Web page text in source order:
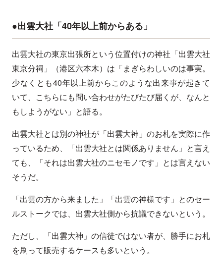
●出雲大社「40年以上前からある」
出雲大社の東京出張所という位置付けの神社「出雲大社
東京分祠」（港区六本木）は「まぎらわしいのは事実。
少なくとも40年以上前からこのような出来事が起きて
いて、こちらにも問い合わせがたびたび届くが、なんと
もしようがない」と語る。
出雲大社とは別の神社が「出雲大神」のお札を実際に作
っているため、「出雲大社とは関係ありません」と言え
ても、「それは出雲大社のニセモノです」とは言えない
そうだ。
「出雲の方から来ました」「出雲の神様です」とのセー
ルストークでは、出雲大社側から抗議できないという。
ただし、「出雲大神」の信徒ではない者が、勝手にお札
を刷って販売するケースも多いという。